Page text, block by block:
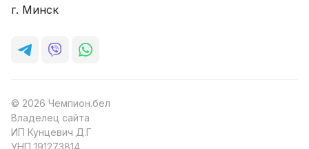
г. Минск
© 2026 Чемпион.бел
Владелец сайта
ИП Кунцевич Д.Г
УНП 191273814